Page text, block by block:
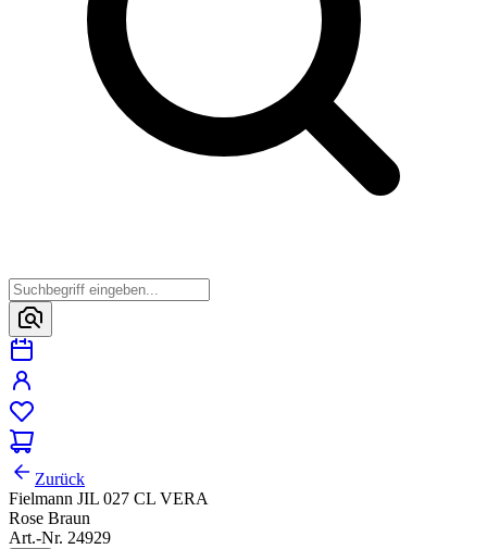
Zurück
Fielmann JIL 027 CL VERA
Rose Braun
Art.-Nr. 24929